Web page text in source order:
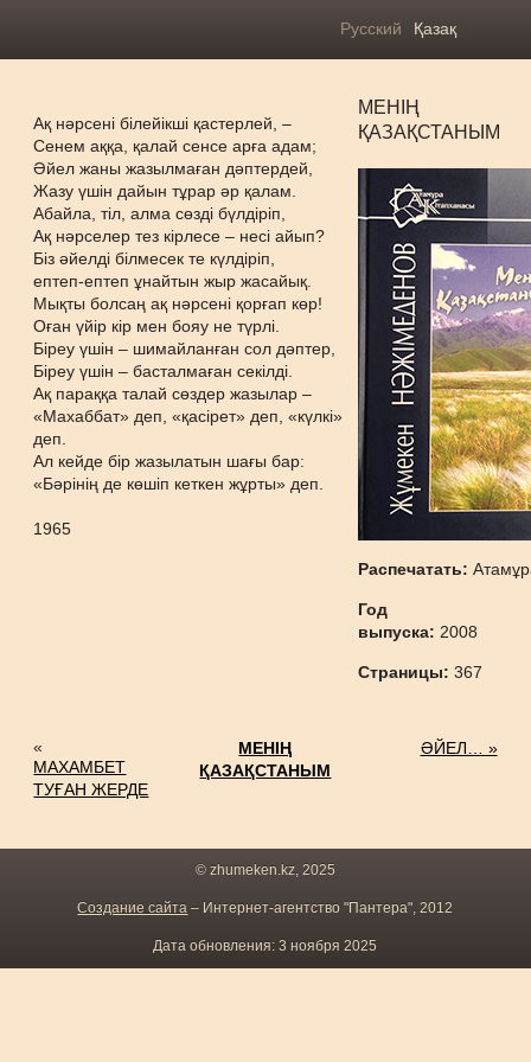
Русский Қазақ
Ақ нәрсені білейікші қастерлей, –
Сенем аққа, қалай сенсе арға адам;
Әйел жаны жазылмаған дәптердей,
Жазу үшін дайын тұрар әр қалам.
Абайла, тіл, алма сөзді бүлдіріп,
Ақ нәрселер тез кірлесе – несі айып?
Біз әйелді білмесек те күлдіріп,
ептеп-ептеп ұнайтын жыр жасайық.
Мықты болсаң ақ нәрсені қорғап көр!
Оған үйір кір мен бояу не түрлі.
Біреу үшін – шимайланған сол дәптер,
Біреу үшін – басталмаған секілді.
Ақ параққа талай сөздер жазылар –
«Махаббат» деп, «қасірет» деп, «күлкі»
деп.
Ал кейде бір жазылатын шағы бар:
«Бәрінің де көшіп кеткен жұрты» деп.
1965
МЕНІҢ
ҚАЗАҚСТАНЫМ
Распечатать:
Год
выпуска: 2008
Страницы:367
«
МАХАМБЕТ
ТУҒАН ЖЕРДЕ
МЕНІҢ
ҚАЗАҚСТАНЫМ
ӘЙЕЛ… »
© zhumeken.kz, 2025
Создание сайта – Интернет-агентство "Пантера", 2012
Дата обновления: 3 ноября 2025